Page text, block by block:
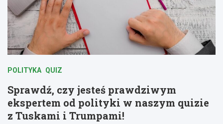
POLITYKA QUIZ
Sprawdź, czy jesteś prawdziwym
ekspertem od polityki w naszym quizie
z Tuskami i Trumpami!